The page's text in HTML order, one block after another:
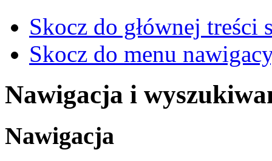
Skocz do głównej treści
Skocz do menu
Nawigacja i
Nawigacja